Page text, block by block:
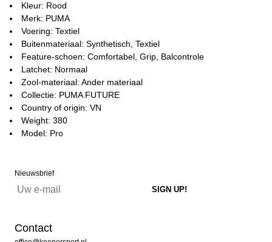
Kleur: Rood
Merk: PUMA
Voering: Textiel
Buitenmateriaal: Synthetisch, Textiel
Feature-schoen: Comfortabel, Grip, Balcontrole
Latchet: Normaal
Zool-materiaal: Ander materiaal
Collectie: PUMA FUTURE
Country of origin: VN
Weight: 380
Model: Pro
Nieuwsbrief
Contact